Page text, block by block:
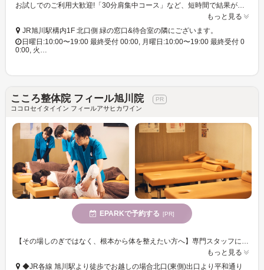
お試しでのご利用大歓迎!「30分肩集中コース」など、短時間で結果が出るコースを多数ご用意!
もっと見る
JR旭川駅構内1F 北口側 緑の窓口&待合室の隣にございます。
日曜日:10:00〜19:00 最終受付 00:00, 月曜日:10:00〜19:00 最終受付 0
0:00, 火…
こころ整体院 フィール旭川院
ココロセイタイイン フィールアサヒカワイン
EPARKで予約する [PR]
【その場しのぎではなく、根本から体を整えたい方へ】専門スタッフによる“本質的なケア”で、不調が出にくい体づくりをサポートします。※一時的なリラクゼーションを目的とされる方はご遠慮ください。
もっと見る
◆JR各線 旭川駅より徒歩でお越しの場合北口(東側)出口より平和通り